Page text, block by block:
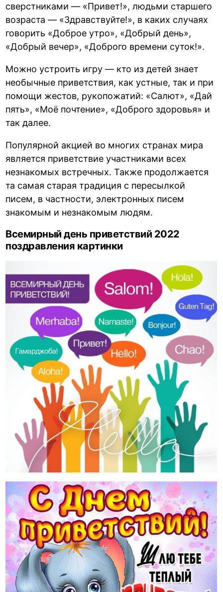
сверстниками — «Привет!», людьми старшего
возраста — «Здравствуйте!», в каких случаях
говорить «Доброе утро», «Добрый день»,
«Добрый вечер», «Доброго времени суток!».
Можно устроить игру — кто из детей знает
необычные приветствия, как устные, так и при
помощи жестов, рукопожатий: «Салют», «Дай
пять», «Моё почтение», «Доброго здоровья» и
так далее.
Популярной акцией во многих странах мира
является приветствие участниками всех
незнакомых встречных. Также продолжается
та самая старая традиция с пересылкой
писем, в частности, электронных писем
знакомым и незнакомым людям.
Всемирный день приветствий 2022
поздравления картинки